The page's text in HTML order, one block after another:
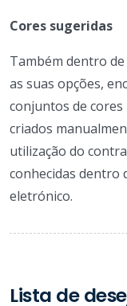
Cores sugeridas
Também dentro de
as suas opções,
conjuntos de
criados
utilização do
conhecidas dentro
eletrónico.
Lista de